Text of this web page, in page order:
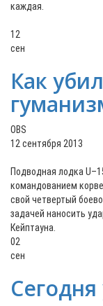
каждая.
12
сен
Как
OBS
12 сентября 2013
Подводная лодка
командованием
свой четвертый
задачей наносить
Кейптауна.
02
сен